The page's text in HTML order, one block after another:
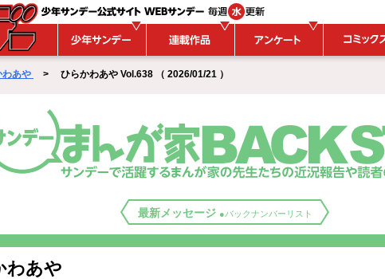
わあや > ひらかわあや Vol.638 （ 2026/01/21 ）
最新メッセージ ●バックナンバーリスト
わあや